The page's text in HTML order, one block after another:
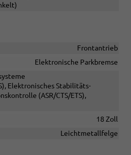
Frontantrieb
Elektronische Parkbremse
Elektronisches Stabilitäts-
(ASR/CTS/ETS),
18 Zoll
Leichtmetallfelge